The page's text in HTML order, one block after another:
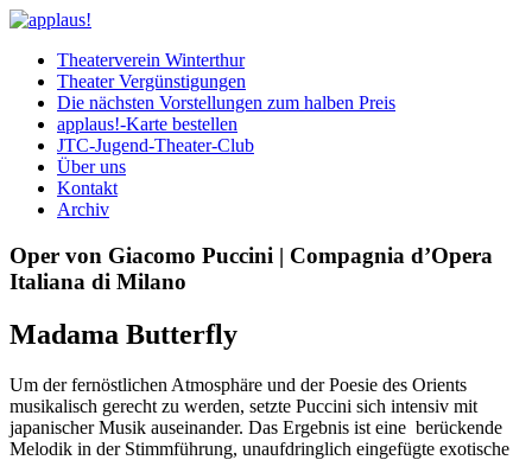
Theaterverein Winterthur
Theater Vergünstigungen
Die nächsten Vorstellungen zum halben Preis
applaus!-Karte bestellen
JTC-Jugend-Theater-Club
Über uns
Kontakt
Archiv
Oper von Giacomo Puccini | Compagnia d’Opera
Italiana di Milano
Madama Butterfly
Um der fernöstlichen Atmosphäre und der Poesie des Orients
musikalisch gerecht zu werden, setzte Puccini sich intensiv mit
japanischer Musik auseinander. Das Ergebnis ist eine berückende
Melodik in der Stimmführung, unaufdringlich eingefügte exotische